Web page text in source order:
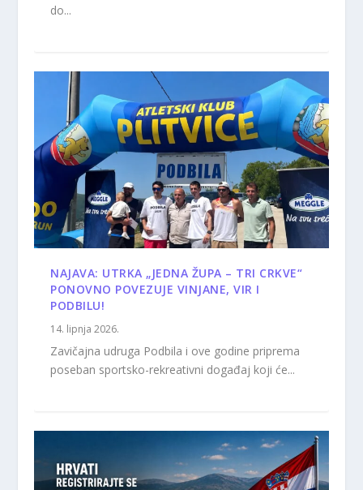
do...
NAJAVA: UTRKA „JEDNA ŽUPA – TRI CRKVE“
PONOVNO POVEZUJE VINJANE, VIR I
PODBILU!
14. lipnja 2026.
Zavičajna udruga Podbila i ove godine priprema
poseban sportsko-rekreativni događaj koji će...